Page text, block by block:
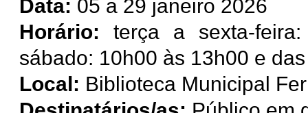
Data: 05 a 29 janeiro 2026
Horário: terça a sexta-
sábado: 10h00 às 13h00 e
Local: Biblioteca Municipal